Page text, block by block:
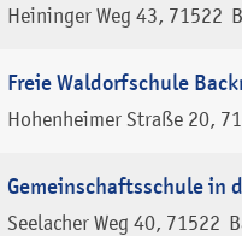
Heininger Weg 43 71522
Freie Waldorfschule
Hohenheimer Straße 20
Gemeinschaftsschule in
Seelacher Weg 40 71522